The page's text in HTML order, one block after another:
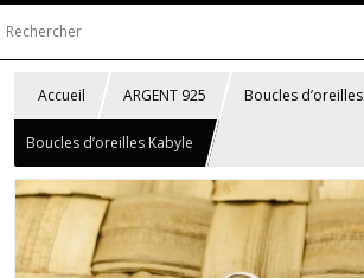
Accueil ARGENT 925 Boucles d’oreilles
Boucles d’oreilles Kabyle